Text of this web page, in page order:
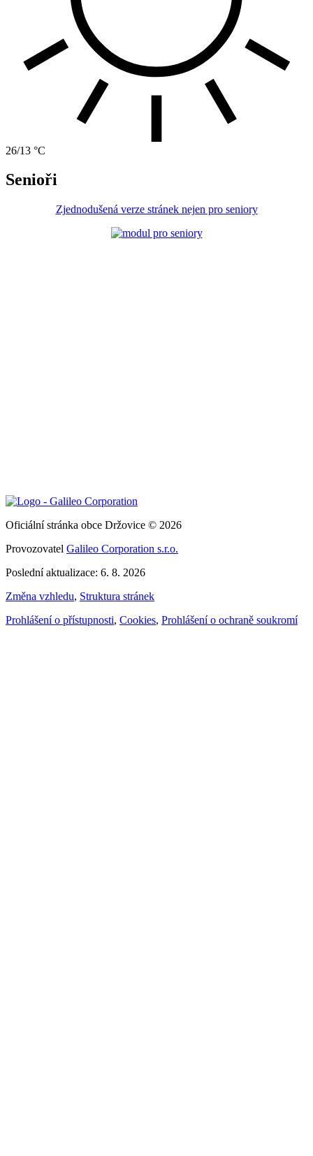
26/13 °C
Senioři
Zjednodušená verze stránek nejen pro seniory
Oficiální stránka obce Držovice © 2026
Provozovatel Galileo Corporation s.r.o.
Poslední aktualizace: 6. 8. 2026
Změna vzhledu, Struktura stránek
Prohlášení o přístupnosti, Cookies, Prohlášení o ochraně soukromí